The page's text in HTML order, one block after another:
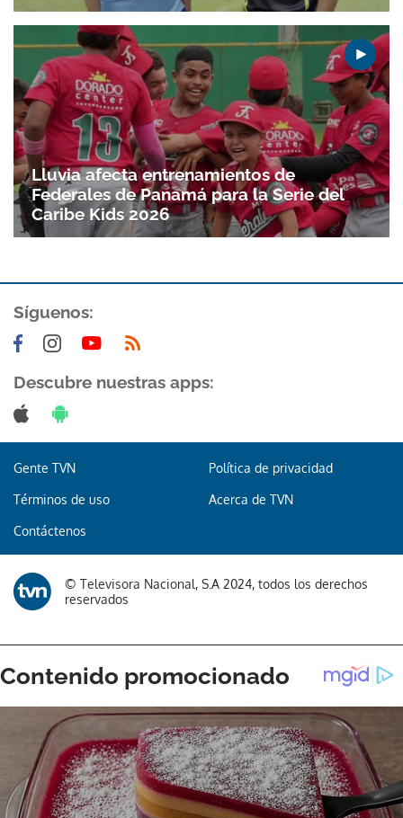
Lluvia afecta entrenamientos de
Federales de Panamá para la Serie del
Caribe Kids 2026
Síguenos:
Descubre nuestras apps:
Gente TVN Política de privacidad
Términos de uso Acerca de TVN
Contáctenos
© Televisora Nacional, S.A 2024, todos los derechos
reservados